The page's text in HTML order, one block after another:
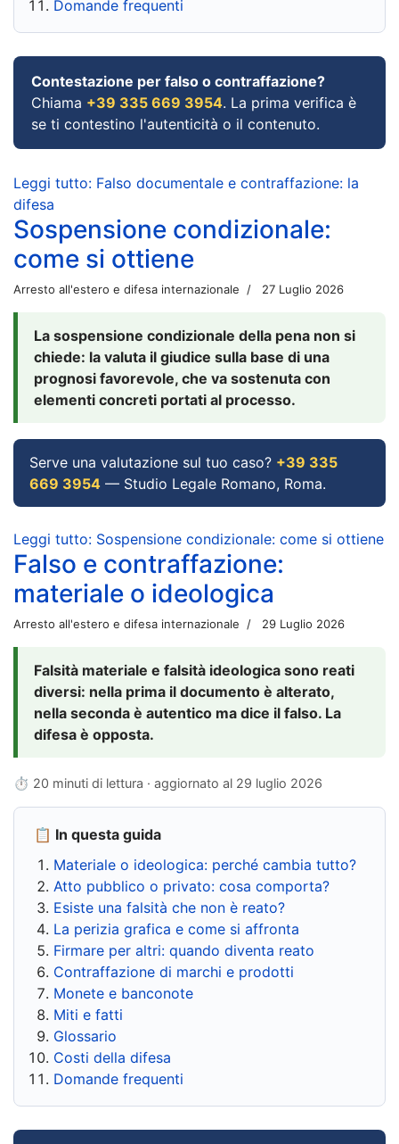
Domande frequenti
Contestazione per falso o contraffazione?
Chiama +39 335 669 3954. La prima verifica è
se ti contestino l'autenticità o il contenuto.
Leggi tutto: Falso documentale e contraffazione: la
difesa
Sospensione condizionale:
come si ottiene
Arresto all'estero e difesa internazionale 27 Luglio 2026
La sospensione condizionale della pena non si
chiede: la valuta il giudice sulla base di una
prognosi favorevole, che va sostenuta con
elementi concreti portati al processo.
Serve una valutazione sul tuo caso? +39 335
669 3954 — Studio Legale Romano, Roma.
Leggi tutto: Sospensione condizionale: come si ottiene
Falso e contraffazione:
materiale o ideologica
Arresto all'estero e difesa internazionale 29 Luglio 2026
Falsità materiale e falsità ideologica sono reati
diversi: nella prima il documento è alterato,
nella seconda è autentico ma dice il falso. La
difesa è opposta.
⏱ 20 minuti di lettura · aggiornato al 29 luglio 2026
📋 In questa guida
Materiale o ideologica: perché cambia tutto?
Atto pubblico o privato: cosa comporta?
Esiste una falsità che non è reato?
La perizia grafica e come si affronta
Firmare per altri: quando diventa reato
Contraffazione di marchi e prodotti
Monete e banconote
Miti e fatti
Glossario
Costi della difesa
Domande frequenti